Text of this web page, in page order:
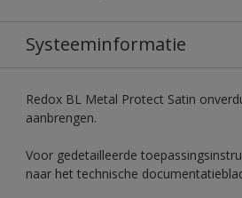
Systeeminformatie
Redox BL Metal Protect Satin
aanbrengen.
Voor gedetailleerde
naar het technische